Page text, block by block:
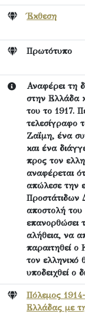
Έκθεση
Πρωτότυπο
Αναφέρει τη
στην Ελλάδα
του το 1917.
τελεσίγραφο
Ζαΐμη, ένα
και ένα
προς τον
αναφέρεται
απώλεσε την
Προστάτιδων
αποστολή
επανορθώσει
αλήθεια, να
παραιτηθεί ο
τον ελληνικό
υποδειχθεί ο
Πόλεμος
Ελλάδας με